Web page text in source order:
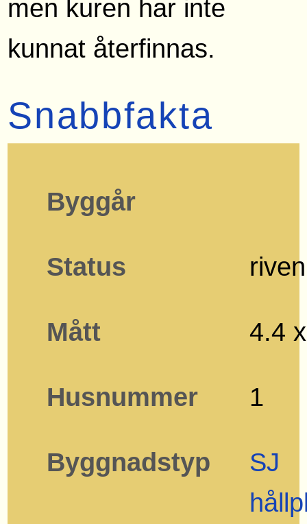
men kuren har inte
kunnat återfinnas.
Snabbfakta
Byggår
Status riven
Mått 4.4
Husnummer 1
Byggnadstyp
SJ